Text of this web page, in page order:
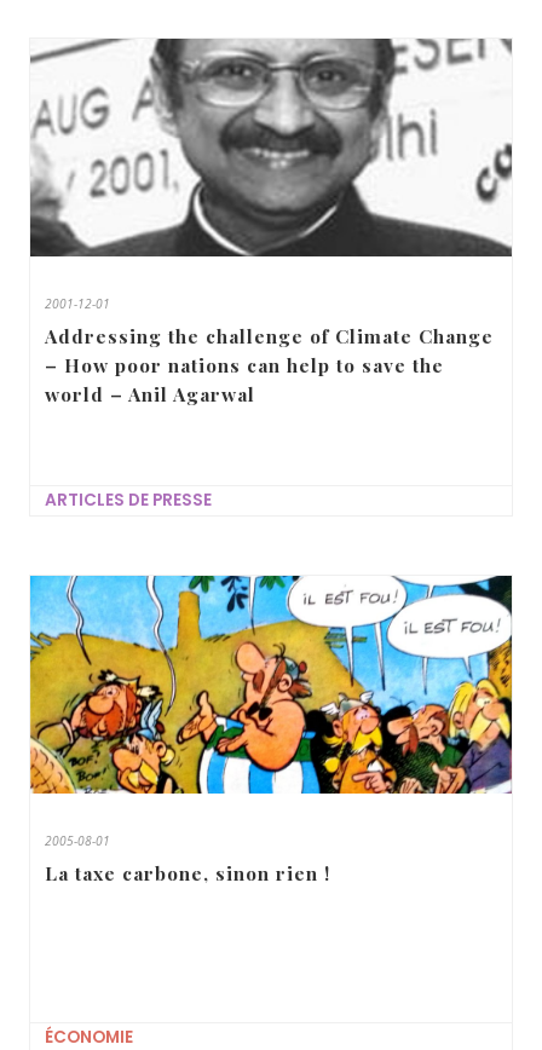
2001-12-01
Addressing the challenge of Climate Change
– How poor nations can help to save the
world – Anil Agarwal
ARTICLES DE PRESSE
2005-08-01
La taxe carbone, sinon rien !
ÉCONOMIE